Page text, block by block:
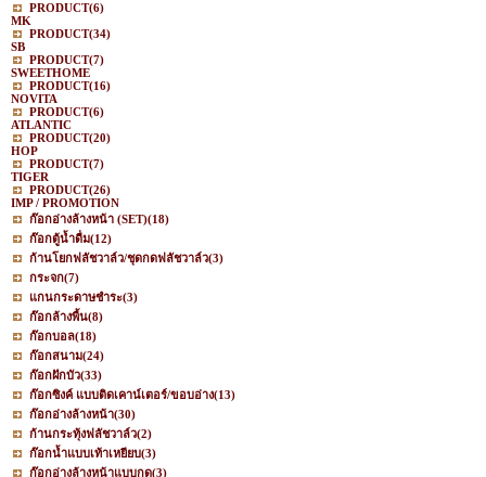
PRODUCT(6)
MK
PRODUCT(34)
SB
PRODUCT(7)
SWEETHOME
PRODUCT(16)
NOVITA
PRODUCT(6)
ATLANTIC
PRODUCT(20)
HOP
PRODUCT(7)
TIGER
PRODUCT(26)
IMP / PROMOTION
ก๊อกอ่างล้างหน้า (SET)(18)
ก๊อกตู้น้ำดื่ม(12)
ก้านโยกฟลัชวาล์ว/ชุดกดฟลัชวาล์ว(3)
กระจก(7)
แกนกระดาษชำระ(3)
ก๊อกล้างพื้น(8)
ก๊อกบอล(18)
ก๊อกสนาม(24)
ก๊อกฝักบัว(33)
ก๊อกซิงค์ แบบติดเคาน์เตอร์/ขอบอ่าง(13)
ก๊อกอ่างล้างหน้า(30)
ก้านกระทุ้งฟลัชวาล์ว(2)
ก๊อกน้ำแบบเท้าเหยียบ(3)
ก๊อกอ่างล้างหน้าแบบกด(3)